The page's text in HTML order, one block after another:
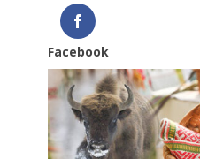
Facebook